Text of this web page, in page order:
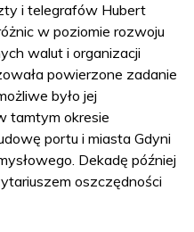
i telegrafów Hubert
w poziomie rozwoju
walut i organizacji
powierzone zadanie
było jej
tamtym okresie
portu i miasta Gdyni
Dekadę później
oszczędności